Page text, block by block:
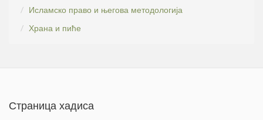
Исламско право и његова методологија
Храна и пиће
Страница хадиса